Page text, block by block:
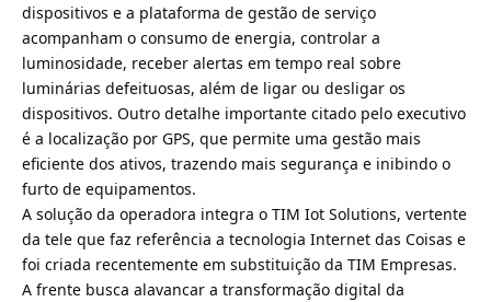
dispositivos e a plataforma de gestão de serviço
acompanham o consumo de energia, controlar a
luminosidade, receber alertas em tempo real sobre
luminárias defeituosas, além de ligar ou desligar os
dispositivos. Outro detalhe importante citado pelo executivo
é a localização por GPS, que permite uma gestão mais
eficiente dos ativos, trazendo mais segurança e inibindo o
furto de equipamentos.
A solução da operadora integra o TIM Iot Solutions, vertente
da tele que faz referência a tecnologia Internet das Coisas e
foi criada recentemente em substituição da TIM Empresas.
A frente busca alavancar a transformação digital da